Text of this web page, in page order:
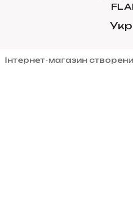
Укр
Інтернет-магазин